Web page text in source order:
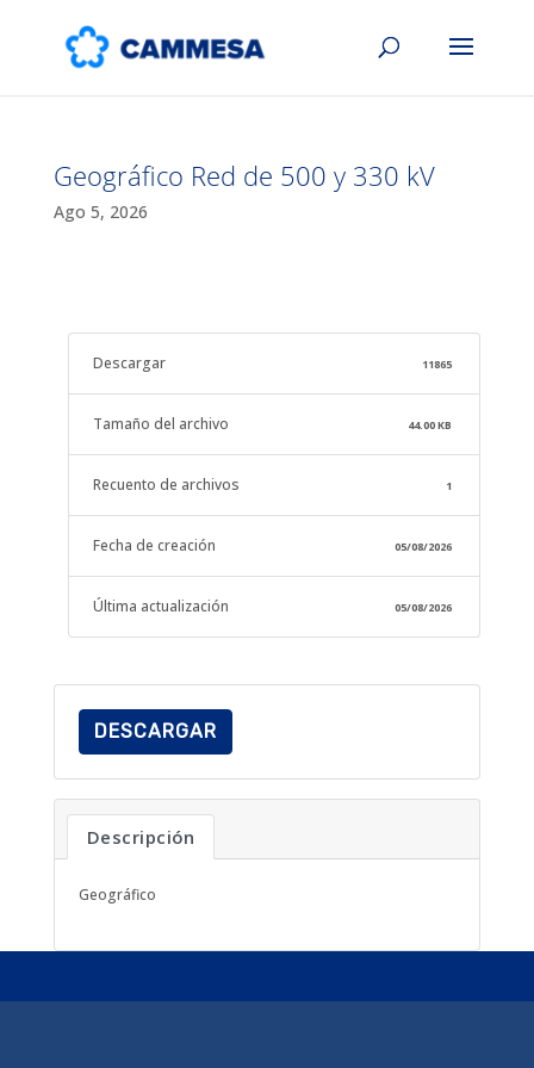
Geográfico Red de 500 y 330 kV
Ago 5, 2026
Descargar 11865
Tamaño del archivo 44.00 KB
Recuento de archivos 1
Fecha de creación 05/08/2026
Última actualización 05/08/2026
DESCARGAR
Descripción
Geográfico